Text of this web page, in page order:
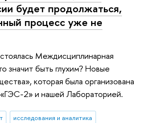
будет продолжаться,
процесс уже не
Междисциплинарная
значит быть глухим? Новые
которая была организована
2» и нашей Лабораторией.
исследования и аналитика